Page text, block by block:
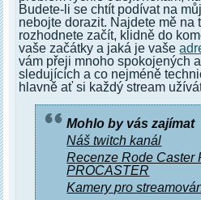
Budete-li se chtít podívat na
nebojte dorazit. Najdete mě na
rozhodnete začít, klidně do
vaše začátky a jaká je vaše
vám přeji mnoho spokojených
sledujících a co nejméně
hlavně ať si každý stream
Mohlo by vás zajímat
Náš twitch kanál
Recenze Rode Caster
PROCASTER
Kamery pro